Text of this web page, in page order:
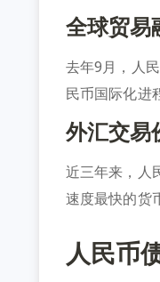
全球贸易
去年9月，人
民币国际化进
外汇交易
近三年来，人
速度最快的货
人民币